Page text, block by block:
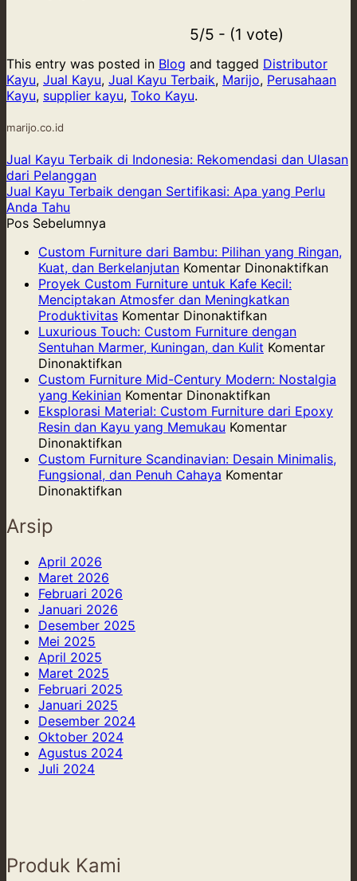
5/5 - (1 vote)
This entry was posted in Blog and tagged Distributor
Kayu, Jual Kayu, Jual Kayu Terbaik, Marijo, Perusahaan
Kayu, supplier kayu, Toko Kayu.
marijo.co.id
Jual Kayu Terbaik di Indonesia: Rekomendasi dan Ulasan
dari Pelanggan
Jual Kayu Terbaik dengan Sertifikasi: Apa yang Perlu
Anda Tahu
Pos Sebelumnya
Custom Furniture dari Bambu: Pilihan yang Ringan,
Kuat, dan Berkelanjutan Komentar Dinonaktifkanpada
dan
Proyek Custom Furniture untuk Kafe Kecil:
Menciptakan Atmosfer dan Meningkatkan
Produktivitas Komentar Dinonaktifkanpada
Proyek
Custom
untuk
Kafe
Kecil:
Menciptakan
dan
Meningkatkan
Luxurious Touch: Custom Furniture dengan
Sentuhan Marmer, Kuningan, dan Kulit Komentar
Dinonaktifkanpada
Luxurious
Touch:
Custom
Furniture
dengan
Sentuhan
Marmer,
Kuningan,
Custom Furniture Mid-Century Modern: Nostalgia
yang Kekinian Komentar Dinonaktifkanpada
Custom
Furniture
Century
Modern:
Eksplorasi Material: Custom Furniture dari Epoxy
Resin dan Kayu yang Memukau Komentar
Dinonaktifkanpada
Eksplorasi
Material:
Custom
Kayu
yang
Memukau
Custom Furniture Scandinavian: Desain Minimalis,
Fungsional, dan Penuh Cahaya Komentar
Dinonaktifkanpada
Fungsional,
dan
Penuh
Cahaya
Arsip
April 2026
Maret 2026
Februari 2026
Januari 2026
Desember 2025
Mei 2025
April 2025
Maret 2025
Februari 2025
Januari 2025
Desember 2024
Oktober 2024
Agustus 2024
Juli 2024
Produk Kami